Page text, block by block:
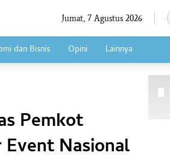
Jumat, 7 Agustus 2026
dan Bisnis Opini Lainnya
Pemkot
Event Nasional